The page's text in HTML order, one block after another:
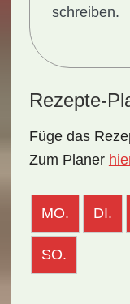
schreiben.
Rezepte-
Füge das
Zum Planer
MO. DI.
SO.